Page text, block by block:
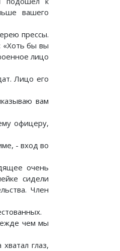
вашего
прессы.
«Хоть бы вы
лицо
Лицо его
вам
офицеру,
- вход во
очень
сидели
Член
чем мы
глаз,